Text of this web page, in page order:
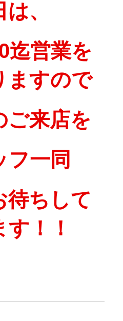
、
迄営業を
ますので
ご来店を
フ一同
待ちして
！！